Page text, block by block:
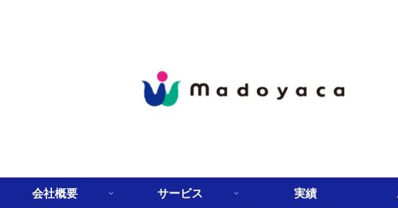
会社概要 サービス 実績